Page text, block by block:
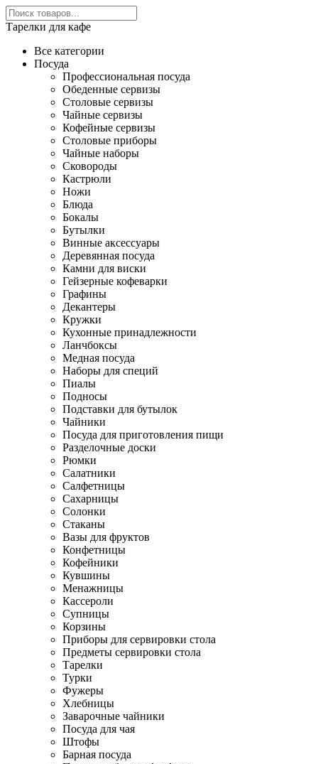
Тарелки для кафе
Все категории
Посуда
Профессиональная посуда
Обеденные сервизы
Столовые сервизы
Чайные сервизы
Кофейные сервизы
Столовые приборы
Чайные наборы
Сковороды
Кастрюли
Ножи
Блюда
Бокалы
Бутылки
Винные аксессуары
Деревянная посуда
Камни для виски
Гейзерные кофеварки
Графины
Декантеры
Кружки
Кухонные принадлежности
Ланчбоксы
Медная посуда
Наборы для специй
Пиалы
Подносы
Подставки для бутылок
Чайники
Посуда для приготовления пищи
Разделочные доски
Рюмки
Салатники
Салфетницы
Сахарницы
Солонки
Стаканы
Вазы для фруктов
Конфетницы
Кофейники
Кувшины
Менажницы
Кассероли
Супницы
Корзины
Приборы для сервировки стола
Предметы сервировки стола
Тарелки
Турки
Фужеры
Хлебницы
Заварочные чайники
Посуда для чая
Штофы
Барная посуда